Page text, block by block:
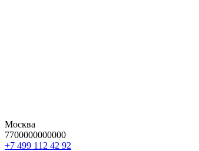
Москва
7700000000000
29 24 211 994 7+